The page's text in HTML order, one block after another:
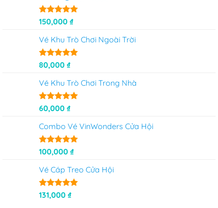
Được xếp
hạng
sao
150,000 ₫
Vé Khu Trò Chơi Ngoài Trời
Được xếp
hạng
sao
80,000 ₫
Vé Khu Trò Chơi Trong Nhà
Được xếp
hạng
sao
60,000 ₫
Combo Vé VinWonders Cửa Hội
Được xếp
hạng
sao
100,000 ₫
Vé Cáp Treo Cửa Hội
Được xếp
hạng
131,000 ₫